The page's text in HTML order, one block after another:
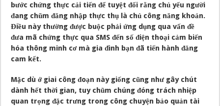
bước chứng thực cải tiến để tuyệt đối rằng chủ yếu người
đang chũm đăng nhập thực thụ là chủ công năng khoản.
Điều này thường được buộc phải ứng dụng qua vấn đề
đưa mã chứng thực qua SMS đến số điện thoại cảm biến
hóa thông minh cơ mà gia đình bạn đã tiến hành đăng
cam kết.
Mặc dù ở giai công đoạn này giống cũng như gây chút
dành hết thời gian, tuy chũm chúng đóng trách nhiệp
quan trọng đặc trưng trong công chuyện bảo quản tài